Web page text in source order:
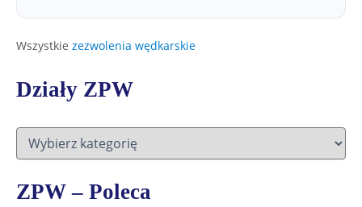
Wszystkie zezwolenia wędkarskie
Działy ZPW
D
a
łZPW – Poleca